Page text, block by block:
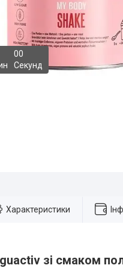
00
Секунд
Характеристики
зі смаком